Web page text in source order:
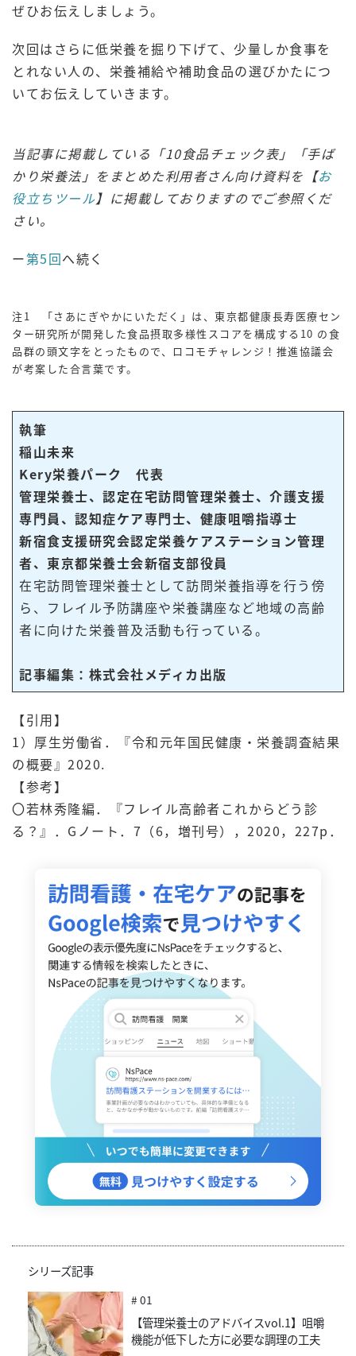
ぜひお伝えしましょう。
次回はさらに低栄養を掘り下げて、少量しか食事を
とれない人の、栄養補給や補助食品の選びかたにつ
いてお伝えしていきます。
当記事に掲載している「10食品チェック表」「手ば
かり栄養法」をまとめた利用者さん向け資料を【お
役立ちツール】に掲載しておりますのでご参照くだ
さい。
ー第5回へ続く
注1 「さあにぎやかにいただく」は、東京都健康長寿医療セン
ター研究所が開発した食品摂取多様性スコアを構成する10 の食
品群の頭文字をとったもので、ロコモチャレンジ！推進協議会
が考案した合言葉です。
執筆
稲山未来
Kery栄養パーク 代表
管理栄養士、認定在宅訪問管理栄養士、介護支援
専門員、認知症ケア専門士、健康咀嚼指導士
新宿食支援研究会認定栄養ケアステーション管理
者、東京都栄養士会新宿支部役員
在宅訪問管理栄養士として訪問栄養指導を行う傍
ら、フレイル予防講座や栄養講座など地域の高齢
者に向けた栄養普及活動も行っている。
記事編集：株式会社メディカ出版
【引用】
1）厚生労働省．『令和元年国民健康・栄養調査結果
の概要』2020.
【参考】
〇若林秀隆編．『フレイル高齢者これからどう診
る？』．Gノート．7（6，増刊号），2020，227p．
シリーズ記事
# 01
【管理栄養士のアドバイスvol.1】咀嚼
機能が低下した方に必要な調理の工夫